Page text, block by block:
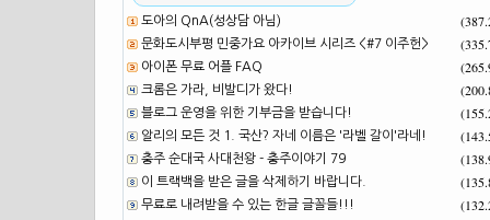
도아의 QnA(성상담 아님)
문화도시부평 민중가요 아카이브 시리즈 <#7 이주헌>
아이폰 무료 어플 FAQ
크롬은 가라, 비발디가 왔다!
블로그 운영을 위한 기부금을 받습니다!
알리의 모든 것 1. 국산? 자네 이름은 '라벨 갈이'라네!
충주 순대국 사대천왕 - 충주이야기 79
이 트랙백을 받은 글을 삭제하기 바랍니다.
무료로 내려받을 수 있는 한글 글꼴들!!!